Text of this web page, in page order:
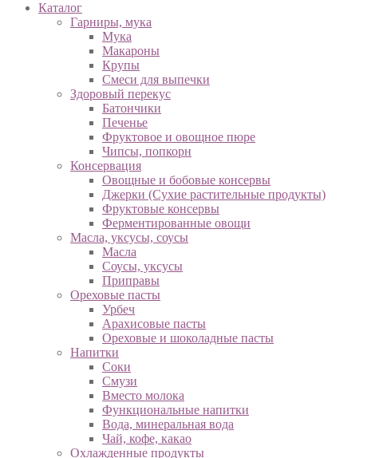
Каталог
Гарниры, мука
Мука
Макароны
Крупы
Смеси для выпечки
Здоровый перекус
Батончики
Печенье
Фруктовое и овощное пюре
Чипсы, попкорн
Консервация
Овощные и бобовые консервы
Джерки (Сухие растительные продукты)
Фруктовые консервы
Ферментированные овощи
Масла, уксусы, соусы
Масла
Соусы, уксусы
Приправы
Ореховые пасты
Урбеч
Арахисовые пасты
Ореховые и шоколадные пасты
Напитки
Соки
Смузи
Вместо молока
Функциональные напитки
Вода, минеральная вода
Чай, кофе, какао
Охлажденные продукты